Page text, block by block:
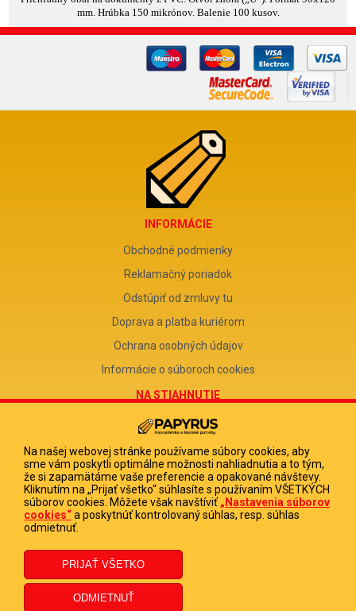
mm. Hrúbka 150 mikrónov. Balenie 100 kusov.
INFORMÁCIE
Obchodné podmienky
Reklamačný poriadok
Odstúpiť od zmluvy tu
Doprava a platba kuriérom
Ochrana osobných údajov
Informácie o súboroch cookies
NA STIAHNUTIE
Reklamačný formulár
Odstúpenie od zmluvy
Poučenie o odstúpení od zmluvy
FIRMA
PAPYRUS POPRAD, s.r.o.
DIČ 2020513880
IČ DPH SK2020513880
Na našej webovej stránke používame súbory cookies, aby
sme vám poskytli optimálne možnosti nahliadnutia a to tým,
že si zapamätáme vaše preferencie a opakované návštevy.
Kliknutím na „Prijať všetko“ súhlasíte s používaním VŠETKÝCH
súborov cookies. Môžete však navštíviť „Nastavenia súborov
cookies“a poskytnúť kontrolovaný súhlas, resp. súhlas
odmietnuť.